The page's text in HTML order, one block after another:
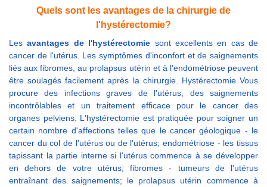
Quels sont les avantages de la chirurgie de
l'hystérectomie?
Lesavantages de l'hystérectomie sont excellents en cas de
cancer de l'utérus. Les symptômes d'inconfort et de saignements
liés aux fibromes, au prolapsus utérin et à l'endométriose peuvent
être soulagés facilement après la chirurgie. Hystérectomie Vous
procure des infections graves de l'utérus, des saignements
incontrôlables et un traitement efficace pour le cancer des
organes pelviens. L'hystérectomie est pratiquée pour soigner un
certain nombre d'affections telles que le cancer géologique - le
cancer du col de l'utérus ou de l'utérus; endométriose - les tissus
tapissant la partie interne si l'utérus commence à se développer
en dehors de votre utérus; fibromes - tumeurs de l'utérus
entraînant des saignements; le prolapsus utérin commence à